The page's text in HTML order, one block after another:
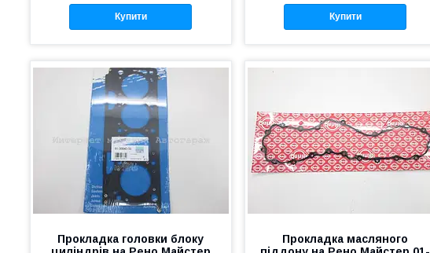
Купити Купити
Прокладка головки блоку
Прокладка масляного